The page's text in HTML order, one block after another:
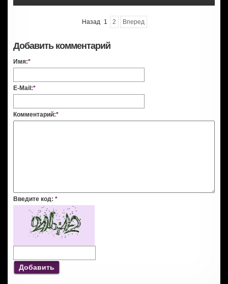
Назад 1 2 Вперед
Добавить комментарий
Имя:*
E-Mail:*
Комментарий:*
Введите код: *
Добавить